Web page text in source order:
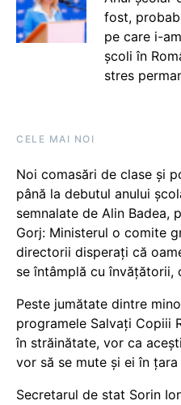
fost,
pe care i-
școli în
stres
CELE MAI NOI
Noi comasări de clase și
până la debutul anului
semnalate de Alin Badea,
Gorj: Ministerul o comite
directorii disperați că
se întâmplă cu învățătorii,
Peste jumătate dintre
programele Salvați Copiii
în străinătate, vor ca
vor să se mute și ei în țara
Secretarul de stat Sorin